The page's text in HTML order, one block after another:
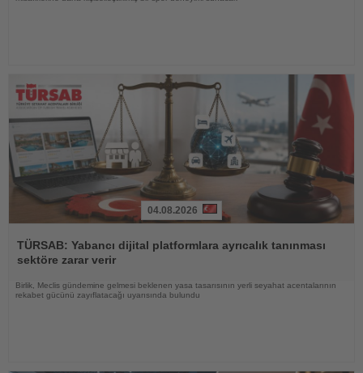
Oku
04.08.2026
TÜRSAB: Yabancı dijital platformlara ayrıcalık tanınması
sektöre zarar verir
Birlik, Meclis gündemine gelmesi beklenen yasa tasarısının yerli seyahat acentalarının
rekabet gücünü zayıflatacağı uyarısında bulundu